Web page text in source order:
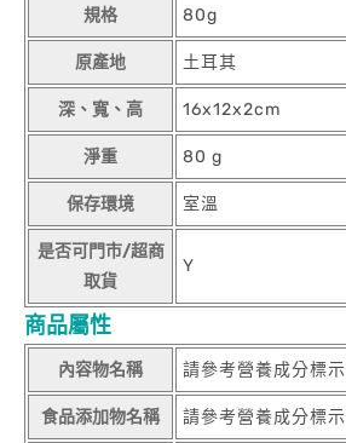
規格 80g
原產地 土耳其
深、寬、高 16x12x2cm
淨重 80 g
保存環境 室溫
是否可門市/超商
取貨
Y
商品屬性
內容物名稱 請參考營養成分標示
食品添加物名稱 請參考營養成分標示